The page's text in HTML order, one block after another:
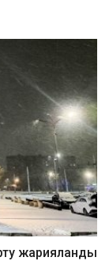
жарияланды